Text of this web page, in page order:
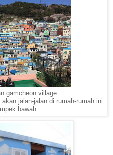
gamcheon village
jalan-jalan di rumah-rumah ini
bawah